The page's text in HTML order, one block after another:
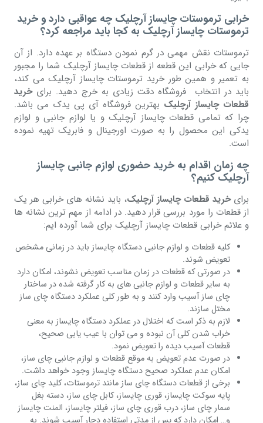
خرابی ترموستات چایساز آرچلیک چه عواقبی دارد و خرید
ترموستات چایساز آرچلیک به کجا باید مراجعه کرد؟
ترموستات نقش مهمی در گرم نمودن دستگاه بر عهده دارد. از آن
جایی که خرابی این قطعه از قطعات چایساز آرچلیک شما را مجبور
به تعمیر و همین طور خرید ترموستات چایساز آرچلیک می کند،
باید در انتخاب فروشگاه دقت زیادی به خرج دهید. برایخرید
قطعات چایساز آرچلیک بهترین فروشگاه آی پی یدک می باشد.
چرا که تمامی قطعات چایساز آرچلیک و یا لوازم جانبی و لوازم
یدکی این محصول را به صورت اورجینال و فابریک تهیه نموده
است.
چه زمان اقدام به خرید حضوری لوازم جانبی چایساز
آرچلیک کنیم؟
برایخرید قطعات چایساز آرچلیک، باید نشانه های خرابی هر یک
از قطعات را مورد بررسی قرار دهید. در ادامه از مهم ترین نشانه ها
و علائم خرابی قطعات چایساز آرچلیک برای شما آورده ایم:
کلیه قطعات و لوازم جانبی دستگاه چایساز باید در زمانی مشخص
تعویض شوند.
در صورتی که قطعات در زمان مناسب تعویض نشوند، امکان دارد
به سایر قطعات و لوازم جانبی های به کار گرفته شده در ساختار
چای ساز آسیب وارد کنند و به طور کلی عملکرد دستگاه چای ساز
مختل سازند.
لازم به ذکر است که اختلال در عملکرد دستگاه چایساز به معنی
خراب شدن کلی آن نبوده و می توان با عیب یابی صحیح،
قطعات آسیب دیده را تعویض نمود.
در صورت عدم تعویض به موقع قطعات و لوازم جانبی چای ساز،
امکان عدم عملکرد صحیح دستگاه چایساز وجود خواهد داشت.
برخی از قطعات دستگاه چای ساز مانند ترموستات، کلید چای ساز،
پایه سوکت چایساز، قوری چایساز، کابل چای ساز، دسته بغل
سمار چای ساز، درب قوری چای ساز، فیلتر چایساز، المنت چایساز